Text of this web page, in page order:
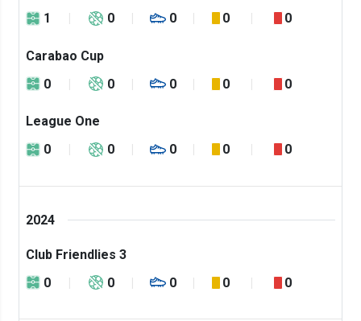
1
0 0 0 0
Carabao Cup
0
0 0 0 0
League One
0
0 0 0 0
2024
Club Friendlies 3
0
0 0 0 0